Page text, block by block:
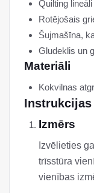
Quilting lineāli
Rotējošais
Šujmašīna,
Gludeklis un
Materiāli
Kokvilnas
Instrukcijas
Izmērs
Izvēlieties
trīsstūra
vienības